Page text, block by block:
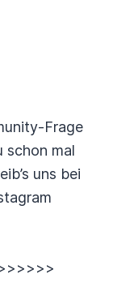
Frage
schon mal
uns bei